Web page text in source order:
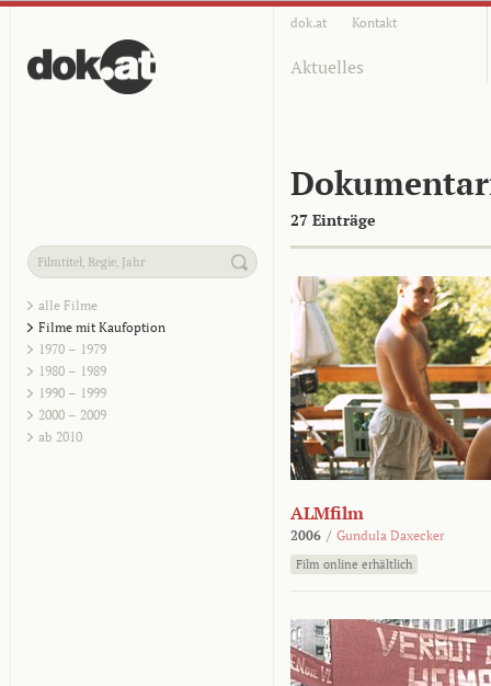
dok.at Kontakt
Aktuelles
27 Einträge
alle Filme
Filme mit Kaufoption
1970 – 1979
1980 – 1989
1990 – 1999
2000 – 2009
ab 2010
ALMfilm
2006 / Gundula Daxecker
Film online erhältlich